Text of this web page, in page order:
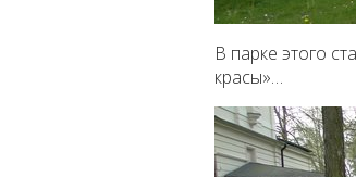
В парке этого
красы»…